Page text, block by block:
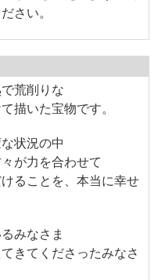
さい。
荒削りな
描いた宝物です。
状況の中
が力を合わせて
ることを、本当に幸せ
みなさま
きてくださったみなさ